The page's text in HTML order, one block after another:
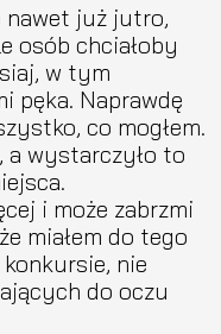
nawet już jutro,
osób chciałoby
w tym
pęka. Naprawdę
co mogłem.
a wystarczyło to
i może zabrzmi
miałem do tego
nie
do oczu